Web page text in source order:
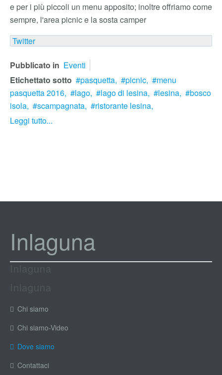
e per i più piccoli un menu apposito; inoltre offriamo come
sempre, l'area picnic e la sosta camper
Twitter
Pubblicato in Eventi
Etichettato sotto
pasquetta, picnic,
menu
pasquetta 2016,
lago, lago di lesina, lesina,
bosco
isola,
scampagnata,
ristorante lesina,
Leggi tutto...
Inlaguna
Chi siamo
Chi siamo-Video
Dove siamo
Contattaci